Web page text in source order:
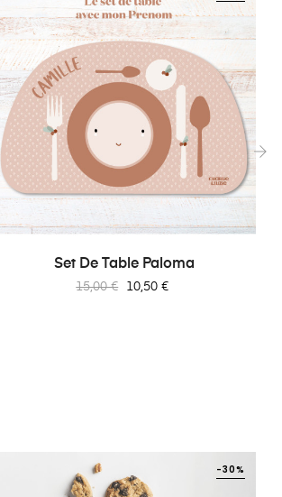
Set De Table Paloma
Prix
15,00 € Prix
10,50 €
-30%